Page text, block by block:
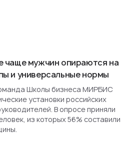
чаще мужчин опираются на
и универсальные нормы
Школы бизнеса МИРБИС
установки российских
В опросе приняли
из которых 56% составили